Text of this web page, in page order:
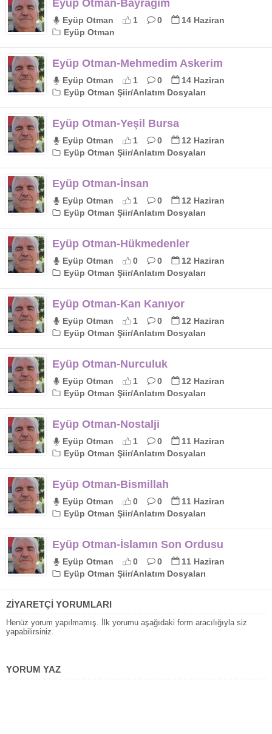
Eyüp Otman-Bayrağım
Eyüp Otman 1 0
14 Haziran
Eyüp Otman
Eyüp Otman-Mehmedim Askerim
Eyüp Otman 1 0
14 Haziran
Eyüp Otman Şiir/Anlatım Dosyaları
Eyüp Otman-Yeşil Bursa
Eyüp Otman 1 0
12 Haziran
Eyüp Otman Şiir/Anlatım Dosyaları
Eyüp Otman-İnsan
Eyüp Otman 1 0
12 Haziran
Eyüp Otman Şiir/Anlatım Dosyaları
Eyüp Otman-Hükmedenler
Eyüp Otman 0 0
12 Haziran
Eyüp Otman Şiir/Anlatım Dosyaları
Eyüp Otman-Kan Kanıyor
Eyüp Otman 1 0
12 Haziran
Eyüp Otman Şiir/Anlatım Dosyaları
Eyüp Otman-Nurculuk
Eyüp Otman 1 0
12 Haziran
Eyüp Otman Şiir/Anlatım Dosyaları
Eyüp Otman-Nostalji
Eyüp Otman 1 0
11 Haziran
Eyüp Otman Şiir/Anlatım Dosyaları
Eyüp Otman-Bismillah
Eyüp Otman 0 0
11 Haziran
Eyüp Otman Şiir/Anlatım Dosyaları
Eyüp Otman-İslamın Son Ordusu
Eyüp Otman 0 0
11 Haziran
Eyüp Otman Şiir/Anlatım Dosyaları
ZİYARETÇİ YORUMLARI
Henüz yorum yapılmamış. İlk yorumu aşağıdaki form aracılığıyla siz
yapabilirsiniz.
YORUM YAZ